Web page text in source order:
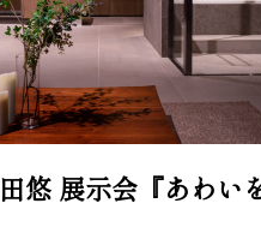
悠 展示会『あわい